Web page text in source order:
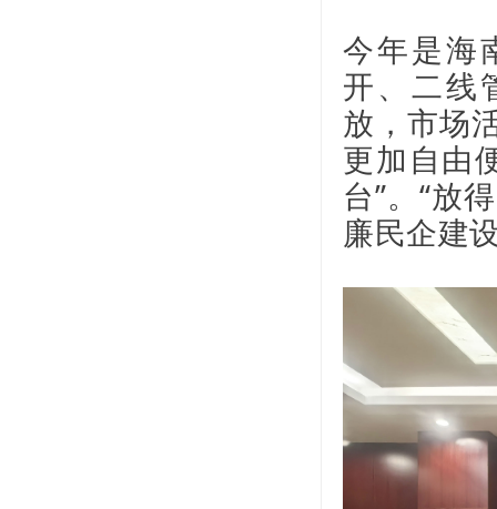
今年是海
开、二线
放，市场
更加自由
台”。“放
廉民企建